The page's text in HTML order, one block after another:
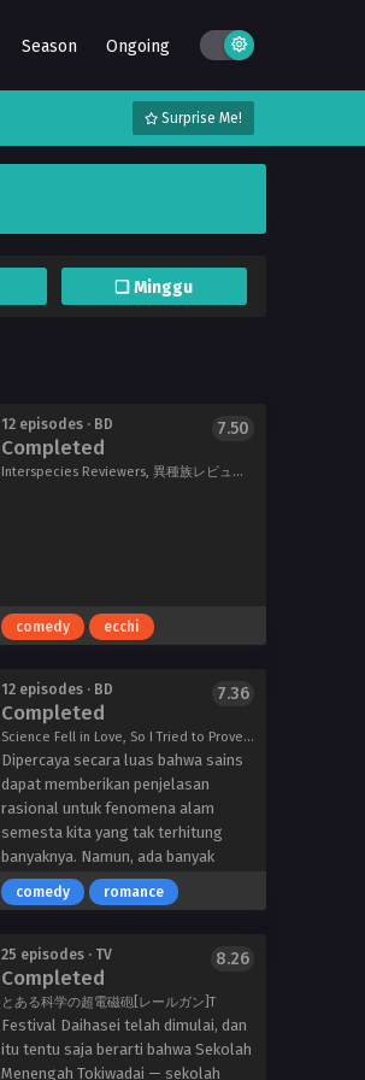
Season Ongoing
Surprise Me!
❏ Minggu
12 episodes · BD
Completed
Interspecies Reviewers, 異種族レビュアーズ
7.50
comedy ecchi
12 episodes · BD
Completed
Science Fell in Love, So I Tried to Prove It, RikeKoi, 理系が恋に落ちたので証明してみた。
7.36
Dipercaya secara luas bahwa sains
dapat memberikan penjelasan
rasional untuk fenomena alam
semesta kita yang tak terhitung
banyaknya. Namun, ada banyak
aspek dari keberadaan kita yang
belum ditemukan solusinya oleh
dengan angka. Yang paling terkenal
adalah konsep cinta. Meskipun
mungkin tampak mustahil untuk
menerapkan teori ilmiah pada emosi
yang begitu rumit dan kompleks,
sepasang ilmuwan Universitas
comedy romance
25 episodes · TV
Completed
とある科学の超電磁砲[レールガン]T
8.26
Festival Daihasei telah dimulai, dan
itu tentu saja berarti bahwa Sekolah
Menengah Tokiwadai — sekolah